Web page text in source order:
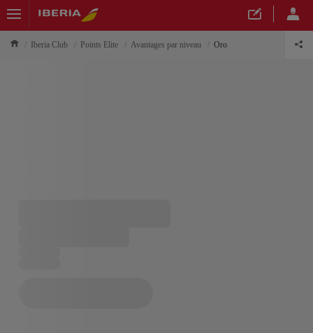
Iberia Club Points Elite Avantages par niveau Oro